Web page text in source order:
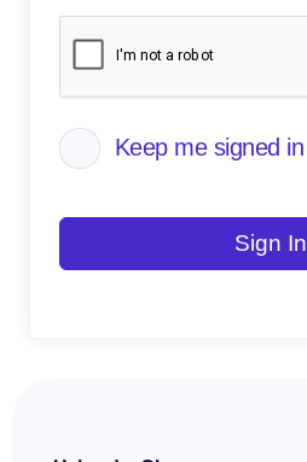
Keep me signed in
Sign In